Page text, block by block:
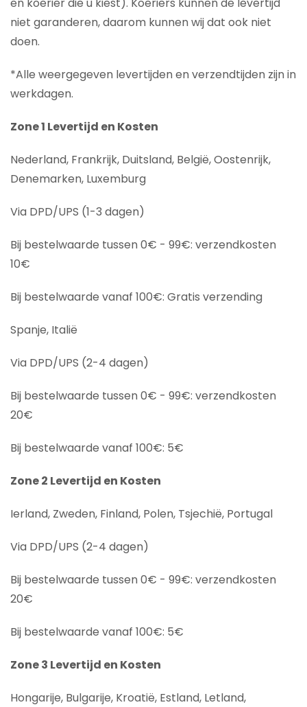
niet garanderen, daarom kunnen wij dat ook niet
doen.
*Alle weergegeven levertijden en verzendtijden zijn in
werkdagen.
Zone 1 Levertijd en Kosten
Nederland, Frankrijk, Duitsland, België, Oostenrijk,
Denemarken, Luxemburg
Via DPD/UPS (1-3 dagen)
Bij bestelwaarde tussen 0€ - 99€: verzendkosten
10€
Bij bestelwaarde vanaf 100€: Gratis verzending
Spanje, Italië
Via DPD/UPS (2-4 dagen)
Bij bestelwaarde tussen 0€ - 99€: verzendkosten
20€
Bij bestelwaarde vanaf 100€: 5€
Zone 2 Levertijd en Kosten
Ierland, Zweden, Finland, Polen, Tsjechië, Portugal
Via DPD/UPS (2-4 dagen)
Bij bestelwaarde tussen 0€ - 99€: verzendkosten
20€
Bij bestelwaarde vanaf 100€: 5€
Zone 3 Levertijd en Kosten
Hongarije, Bulgarije, Kroatië, Estland, Letland,